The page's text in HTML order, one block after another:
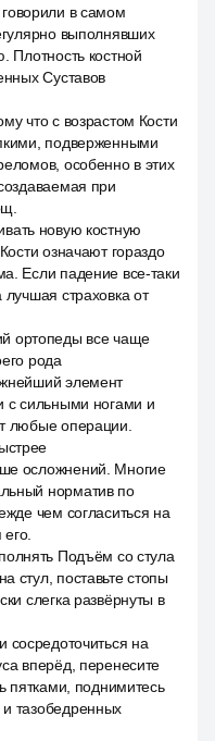
в самом
выполнявших
Плотность костной
Суставов
что с возрастом Кости
подверженными
особенно в этих
при
новую костную
означают гораздо
Если падение все-таки
страховка от
ортопеды все чаще
рода
элемент
с сильными ногами и
любые операции.
осложнений. Многие
норматив по
чем согласиться на
Подъём со стула
стул, поставьте стопы
слегка развёрнуты в
сосредоточиться на
вперёд, перенесите
пятками, поднимитесь
тазобедренных